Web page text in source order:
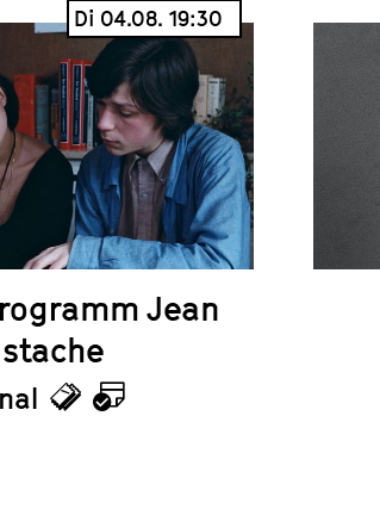
Di 04.08. 19:30
Jean
TicketsKalender